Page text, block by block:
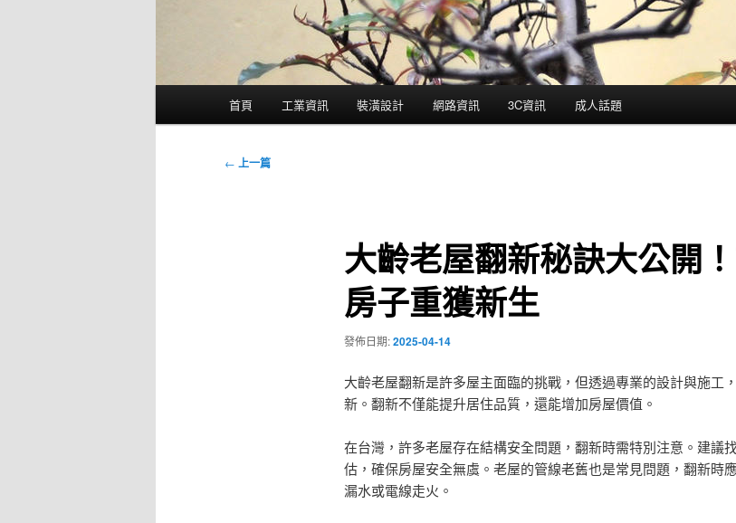
首頁 工業資訊 裝潢設計 網路資訊 3C資訊 成人話題
文
← 上一篇
大齡老屋翻新秘訣大公開
房子重獲新生
發佈日期:2025-04-14
大齡老屋翻新是許多屋主面臨的挑戰，但透過專業的設計與施工
新。翻新不僅能提升居住品質，還能增加房屋價值。
在台灣，許多老屋存在結構安全問題，翻新時需特別注意。建議
估，確保房屋安全無虞。老屋的管線老舊也是常見問題，翻新時
漏水或電線走火。